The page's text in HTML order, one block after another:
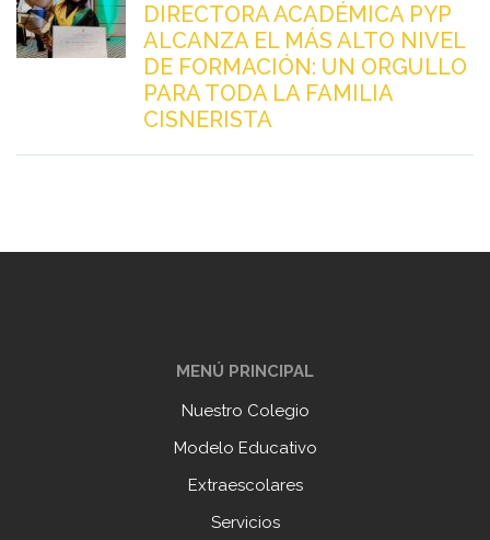
DIRECTORA ACADÉMICA PYP
ALCANZA EL MÁS ALTO NIVEL
DE FORMACIÓN: UN ORGULLO
PARA TODA LA FAMILIA
CISNERISTA
MENÚ PRINCIPAL
Nuestro Colegio
Modelo Educativo
Extraescolares
Servicios